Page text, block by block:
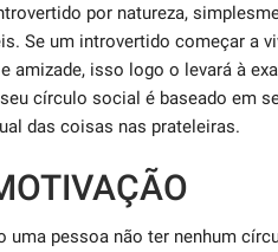
por natureza,
Se um introvertido começar a
amizade, isso logo o levará à
círculo social é baseado em
das coisas nas prateleiras.
uma pessoa não ter nenhum